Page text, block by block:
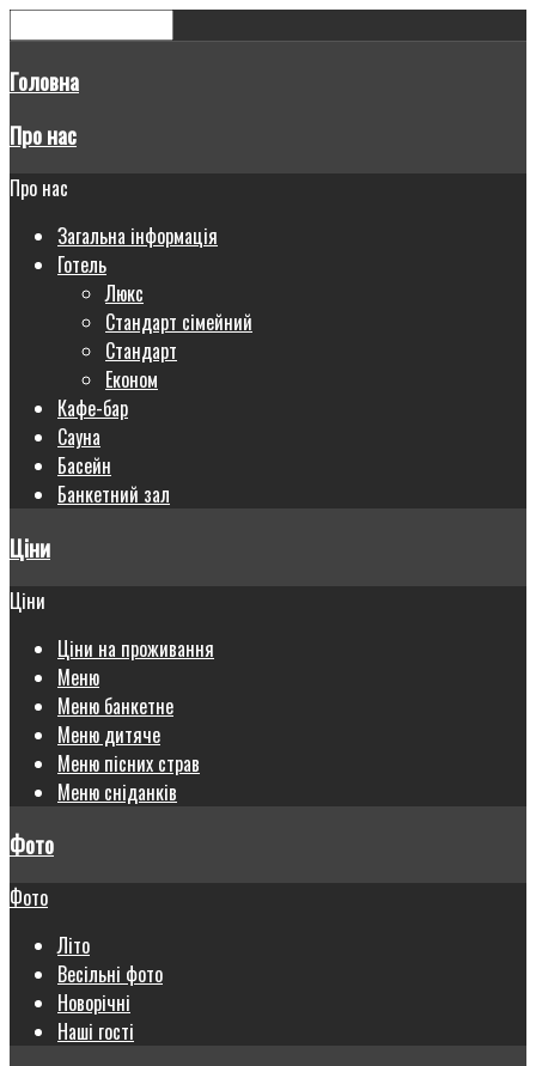
Головна
Про нас
Про нас
Загальна інформація
Готель
Люкс
Стандарт сімейний
Стандарт
Економ
Кафе-бар
Сауна
Басейн
Банкетний зал
Ціни
Ціни
Ціни на проживання
Меню
Меню банкетне
Меню дитяче
Меню пісних страв
Меню сніданків
Фото
Фото
Літо
Весільні фото
Новорічні
Наші гості